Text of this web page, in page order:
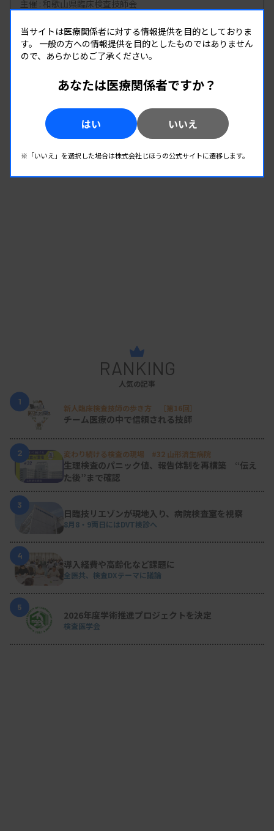
主催 : 和歌山県臨床検査技師会
微生物
08.22（土）-2026.08.22（土）
2026年度第1回北信支部学習会
長野県臨床検査技師会
開催場所 : 長野県
微生物
RANKING
人気の記事
1
新人臨床検査技師の歩き方 ［第16回］
チーム医療の中で信頼される技師
2 変わり続ける検査の現場 #32 山形済生病院
生理検査のパニック値、報告体制を再構築 “伝え
た後”まで確認
3
日臨技リエゾンが現地入り、病院検査室を視察
8月8・9両日にはDVT検診へ
4
導入経費や高齢化など課題に
全医共、検査DXテーマに議論
5
2026年度学術推進プロジェクトを決定
検査医学会
当サイトは医療関係者に対する情報提供を目的としておりま
す。 一般の方への情報提供を目的としたものではありません
ので、あらかじめご了承ください。
あなたは医療関係者ですか？
はい いいえ
※「いいえ」を選択した場合は株式会社じほうの公式サイトに遷移します。